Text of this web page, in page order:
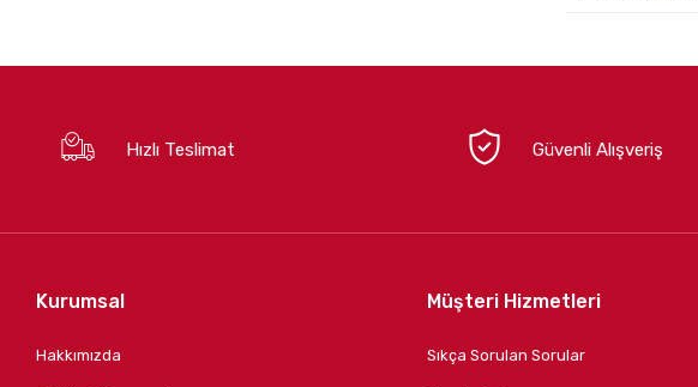
Hızlı Teslimat Güvenli Alışveriş
Kurumsal
Hakkımızda
Müşteri Hizmetleri
Sıkça Sorulan Sorular